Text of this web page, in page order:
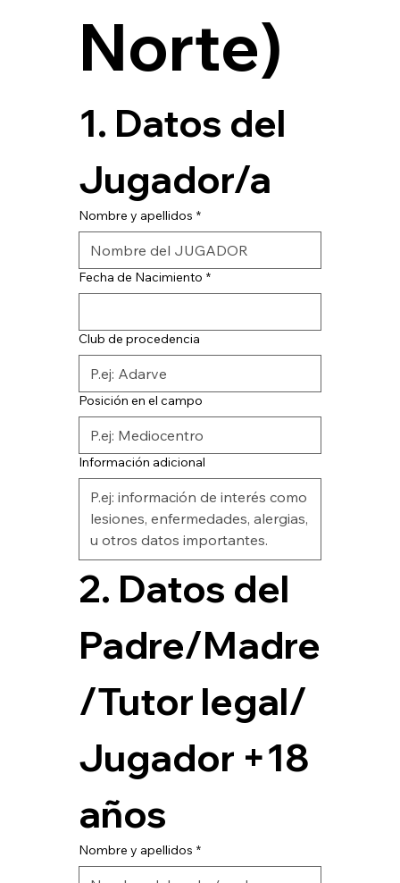
1. Datos del
Jugador/a
Nombre y apellidos *
Fecha de Nacimiento *
Club de procedencia
Posición en el campo
Información adicional
2. Datos del
Padre/Madre
/Tutor legal/
Jugador +18
años
Nombre y apellidos *